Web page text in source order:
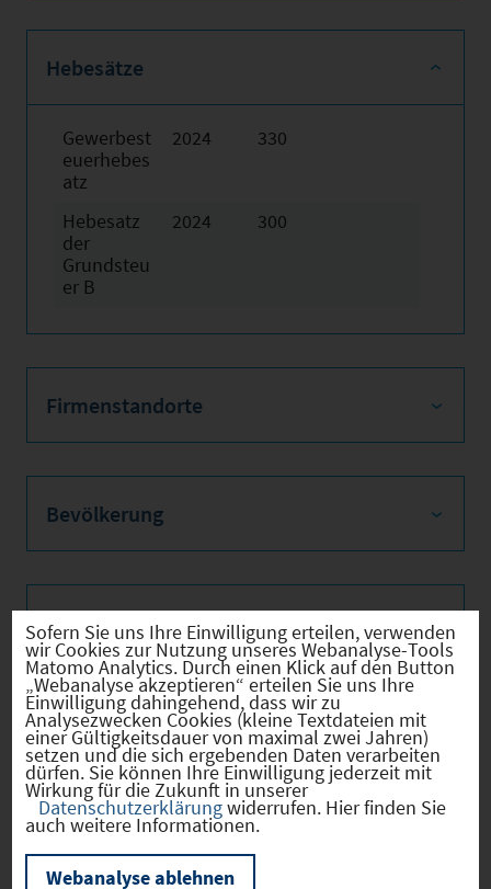
Hebesätze
Gewerbest
euerhebes
atz
2024 330
Hebesatz
der
Grundsteu
er B
2024 300
Firmenstandorte
Bevölkerung
Sozialvers. Beschäftigte
Verkehrsinfrastruktur
Kommunale Infrastruktur
Sofern Sie uns Ihre Einwilligung erteilen, verwenden
wir Cookies zur Nutzung unseres Webanalyse-Tools
Matomo Analytics. Durch einen Klick auf den Button
„Webanalyse akzeptieren“ erteilen Sie uns Ihre
Einwilligung dahingehend, dass wir zu
Analysezwecken Cookies (kleine Textdateien mit
einer Gültigkeitsdauer von maximal zwei Jahren)
setzen und die sich ergebenden Daten verarbeiten
dürfen. Sie können Ihre Einwilligung jederzeit mit
Wirkung für die Zukunft in unserer
Datenschutzerklärungwiderrufen. Hier finden Sie
auch weitere Informationen.
Webanalyse ablehnen